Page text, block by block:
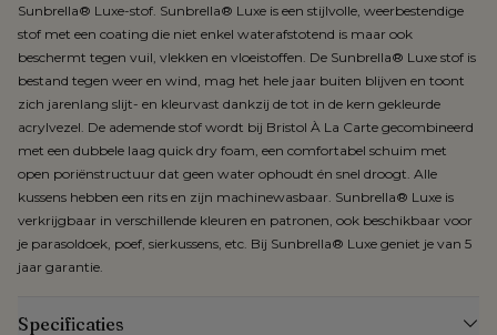
Sunbrella® Luxe-stof. Sunbrella® Luxe is een stijlvolle, weerbestendige
stof met een coating die niet enkel waterafstotend is maar ook
beschermt tegen vuil, vlekken en vloeistoffen. De Sunbrella® Luxe stof is
bestand tegen weer en wind, mag het hele jaar buiten blijven en toont
zich jarenlang slijt- en kleurvast dankzij de tot in de kern gekleurde
acrylvezel. De ademende stof wordt bij Bristol À La Carte gecombineerd
met een dubbele laag quick dry foam, een comfortabel schuim met
open poriënstructuur dat geen water ophoudt én snel droogt. Alle
kussens hebben een rits en zijn machinewasbaar. Sunbrella® Luxe is
verkrijgbaar in verschillende kleuren en patronen, ook beschikbaar voor
je parasoldoek, poef, sierkussens, etc. Bij Sunbrella® Luxe geniet je van 5
jaar garantie.
Specificaties